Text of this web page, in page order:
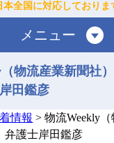
本全国に対応しておりま
メニュー
物流産業新聞社
田鑑彦
情報 >物流Weekly（
護士岸田鑑彦